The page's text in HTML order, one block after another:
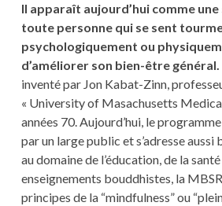
Il apparaît aujourd’hui comme
toute personne qui se sent
psychologiquement ou
d’améliorer son bien-être général.
inventé par Jon Kabat-Zinn,
« University of Masachusetts
années 70. Aujourd’hui, le
par un large public et s’adresse aussi
au domaine de l’éducation, de la
enseignements bouddhistes, la
principes de la “mindfulness” ou